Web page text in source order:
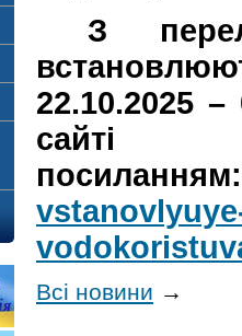
З
22.10.2025
сайті
посиланням:
Всі новини →